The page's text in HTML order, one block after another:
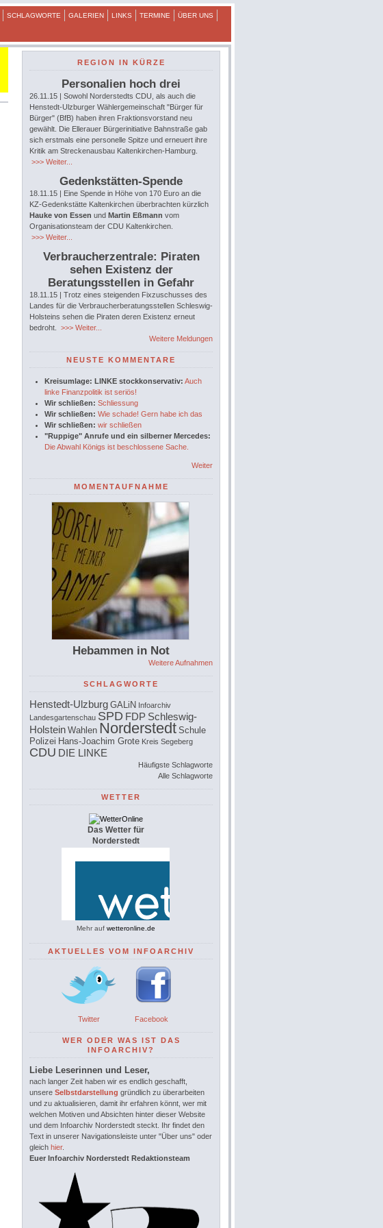
SCHLAGWORTE GALERIEN LINKS TERMINE ÜBER UNS
REGION IN KÜRZE
Personalien hoch drei
26.11.15 | Sowohl Norderstedts CDU, als auch die
Henstedt-Ulzburger Wählergemeinschaft "Bürger für
Bürger" (BfB) haben ihren Fraktionsvorstand neu
gewählt. Die Ellerauer Bürgerinitiative Bahnstraße gab
sich erstmals eine personelle Spitze und erneuert ihre
Kritik am Streckenausbau Kaltenkirchen-Hamburg.
>>> Weiter...
Gedenkstätten-Spende
18.11.15 | Eine Spende in Höhe von 170 Euro an die
KZ-Gedenkstätte Kaltenkirchen überbrachten kürzlich
Hauke von Essen und Martin Eßmann vom
Organisationsteam der CDU Kaltenkirchen.
>>> Weiter...
Verbraucherzentrale: Piraten
sehen Existenz der
Beratungsstellen in Gefahr
18.11.15 | Trotz eines steigenden Fixzuschusses des
Landes für die Verbraucherberatungsstellen Schleswig-
Holsteins sehen die Piraten deren Existenz erneut
bedroht.
>>> Weiter...
Weitere Meldungen
NEUSTE KOMMENTARE
Kreisumlage: LINKE stockkonservativ: Auch
linke Finanzpolitik ist seriös!
Wir schließen: Schliessung
Wir schließen: Wie schade! Gern habe ich das
Wir schließen: wir schließen
"Ruppige" Anrufe und ein silberner Mercedes:
Die Abwahl Königs ist beschlossene Sache.
Weiter
MOMENTAUFNAHME
Hebammen in Not
Weitere Aufnahmen
SCHLAGWORTE
Henstedt-Ulzburg GALiN Infoarchiv
Landesgartenschau SPD FDP Schleswig-
Holstein Wahlen Norderstedt Schule
Polizei Hans-Joachim Grote Kreis Segeberg
CDU DIE LINKE
Häufigste Schlagworte
Alle Schlagworte
WETTER
Das Wetter für
Norderstedt
Mehr auf wetteronline.de
AKTUELLES VOM INFOARCHIV
Twitter Facebook
WER ODER WAS IST DAS
INFOARCHIV?
Liebe Leserinnen und Leser,
nach langer Zeit haben wir es endlich geschafft,
unsere Selbstdarstellung gründlich zu überarbeiten
und zu aktualisieren, damit ihr erfahren könnt, wer mit
welchen Motiven und Absichten hinter dieser Website
und dem Infoarchiv Norderstedt steckt. Ihr findet den
Text in unserer Navigationsleiste unter "Über uns" oder
gleich hier.
Euer Infoarchiv Norderstedt Redaktionsteam